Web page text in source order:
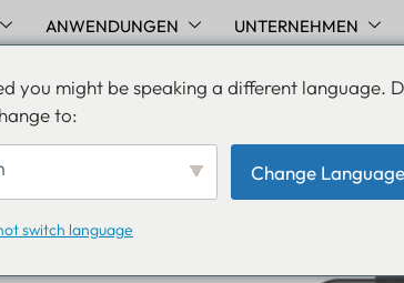
ANWENDUNGEN UNTERNEHMEN
you might be speaking a different language.
to:
Change Language
switch language